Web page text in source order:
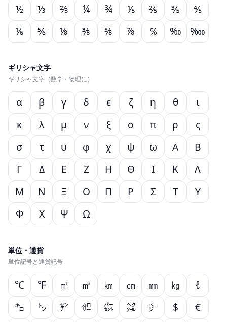
½ ⅓ ⅔ ¼ ¾ ⅕ ⅖ ⅗
⅘
⅙
⅚ ⅛ ⅜ ⅝ ⅞ ％ ‰ ‱
ギリシャ文字
ギリシャ文字（数学・物理に）
α β γ δ ε ζ η θ
ι
κ
λ μ ν ξ ο π ρ
ς
σ
τ υ φ χ ψ ω Α
Β
Γ
Δ Ε Ζ Η Θ Ι Κ
Λ
Μ
Ν Ξ Ο Π Ρ Σ Τ
Υ
Φ
Χ Ψ Ω
単位・通貨
単位記号と通貨記号
℃ ℉ ㎡ ㎥ ㎞ ㎝ ㎜ ㎏
ℓ
㌔
㌧ ㌢ ㌍ ㌫ ㌶ ㌻ $
€